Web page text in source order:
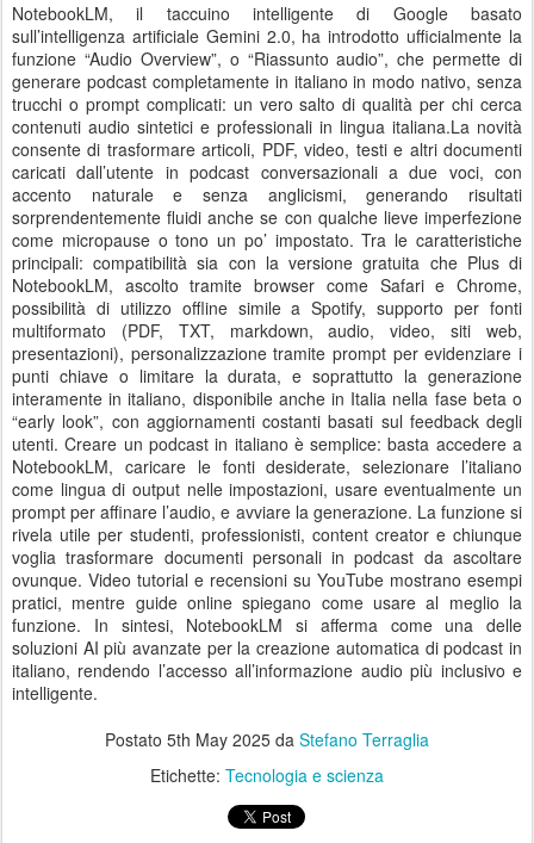
NotebookLM, il taccuino intelligente di Google basato
sull’intelligenza artificiale Gemini 2.0, ha introdotto ufficialmente la
funzione “Audio Overview”, o “Riassunto audio”, che permette di
generare podcast completamente in italiano in modo nativo, senza
trucchi o prompt complicati: un vero salto di qualità per chi cerca
contenuti audio sintetici e professionali in lingua italiana.La novità
consente di trasformare articoli, PDF, video, testi e altri documenti
caricati dall’utente in podcast conversazionali a due voci, con
accento naturale e senza anglicismi, generando risultati
sorprendentemente fluidi anche se con qualche lieve imperfezione
come micropause o tono un po’ impostato. Tra le caratteristiche
principali: compatibilità sia con la versione gratuita che Plus di
NotebookLM, ascolto tramite browser come Safari e Chrome,
possibilità di utilizzo offline simile a Spotify, supporto per fonti
multiformato (PDF, TXT, markdown, audio, video, siti web,
presentazioni), personalizzazione tramite prompt per evidenziare i
punti chiave o limitare la durata, e soprattutto la generazione
interamente in italiano, disponibile anche in Italia nella fase beta o
“early look”, con aggiornamenti costanti basati sul feedback degli
utenti. Creare un podcast in italiano è semplice: basta accedere a
NotebookLM, caricare le fonti desiderate, selezionare l’italiano
come lingua di output nelle impostazioni, usare eventualmente un
prompt per affinare l’audio, e avviare la generazione. La funzione si
rivela utile per studenti, professionisti, content creator e chiunque
voglia trasformare documenti personali in podcast da ascoltare
ovunque. Video tutorial e recensioni su YouTube mostrano esempi
pratici, mentre guide online spiegano come usare al meglio la
funzione. In sintesi, NotebookLM si afferma come una delle
soluzioni AI più avanzate per la creazione automatica di podcast in
italiano, rendendo l’accesso all’informazione audio più inclusivo e
intelligente.
Postato 5th May 2025 da Stefano Terraglia
Etichette: Tecnologia e scienza